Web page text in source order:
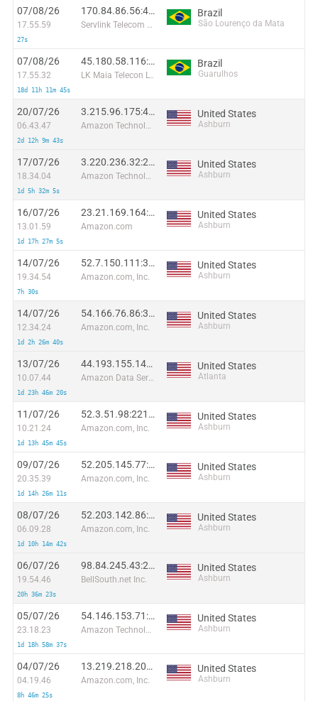
07/08/26
17.55.59
27s
170.84.86.56:44416
Servlink Telecom Ltda - ME
Brazil
São Lourenço da Mata
07/08/26
17.55.32
18d 11h 11m 45s
45.180.58.116:29064
LK Maia Telecon LTDA-ME
Brazil
Guarulhos
20/07/26
06.43.47
2d 12h 9m 43s
3.215.96.175:47392
Amazon Technologies Inc.
United States
Ashburn
17/07/26
18.34.04
1d 5h 32m 5s
3.220.236.32:22346
Amazon Technologies Inc.
United States
Ashburn
16/07/26
13.01.59
1d 17h 27m 5s
23.21.169.164:45408
Amazon.com
United States
Ashburn
14/07/26
19.34.54
7h 30s
52.7.150.111:32180
Amazon.com, Inc.
United States
Ashburn
14/07/26
12.34.24
1d 2h 26m 40s
54.166.76.86:32249
Amazon.com, Inc.
United States
Ashburn
13/07/26
10.07.44
1d 23h 46m 20s
44.193.155.149:46022
Amazon Data Services NoVa
United States
Atlanta
11/07/26
10.21.24
1d 13h 45m 45s
52.3.51.98:22131
Amazon.com, Inc.
United States
Ashburn
09/07/26
20.35.39
1d 14h 26m 11s
52.205.145.77:29671
Amazon.com, Inc.
United States
Ashburn
08/07/26
06.09.28
1d 10h 14m 42s
52.203.142.86:6866
Amazon.com, Inc.
United States
Ashburn
06/07/26
19.54.46
20h 36m 23s
98.84.245.43:23390
BellSouth.net Inc.
United States
Ashburn
05/07/26
23.18.23
1d 18h 58m 37s
54.146.153.71:8016
Amazon Technologies Inc.
United States
Ashburn
04/07/26
04.19.46
8h 46m 25s
13.219.218.205:53350
Amazon.com, Inc.
United States
Ashburn